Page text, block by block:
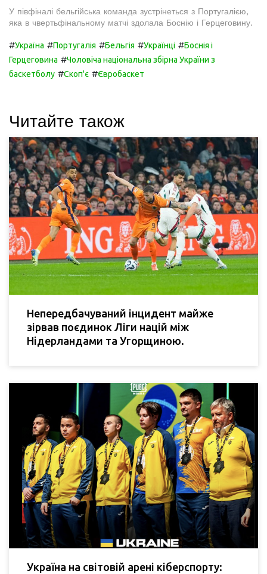
У півфіналі бельгійська команда зустрінеться з Португалією,
яка в чвертьфінальному матчі здолала Боснію і Герцеговину.
#Україна #Португалія #Бельгія #Українці #Боснія і
Герцеговина #Чоловіча національна збірна України з
баскетболу #Скоп'є #Євробаскет
Читайте також
Непередбачуваний інцидент майже
зірвав поєдинок Ліги націй між
Нідерландами та Угорщиною.
Україна на світовій арені кіберспорту: